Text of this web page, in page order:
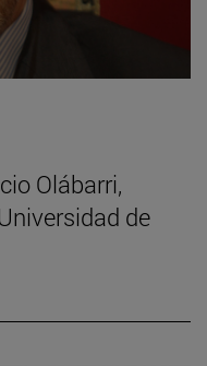
Olábarri,
de